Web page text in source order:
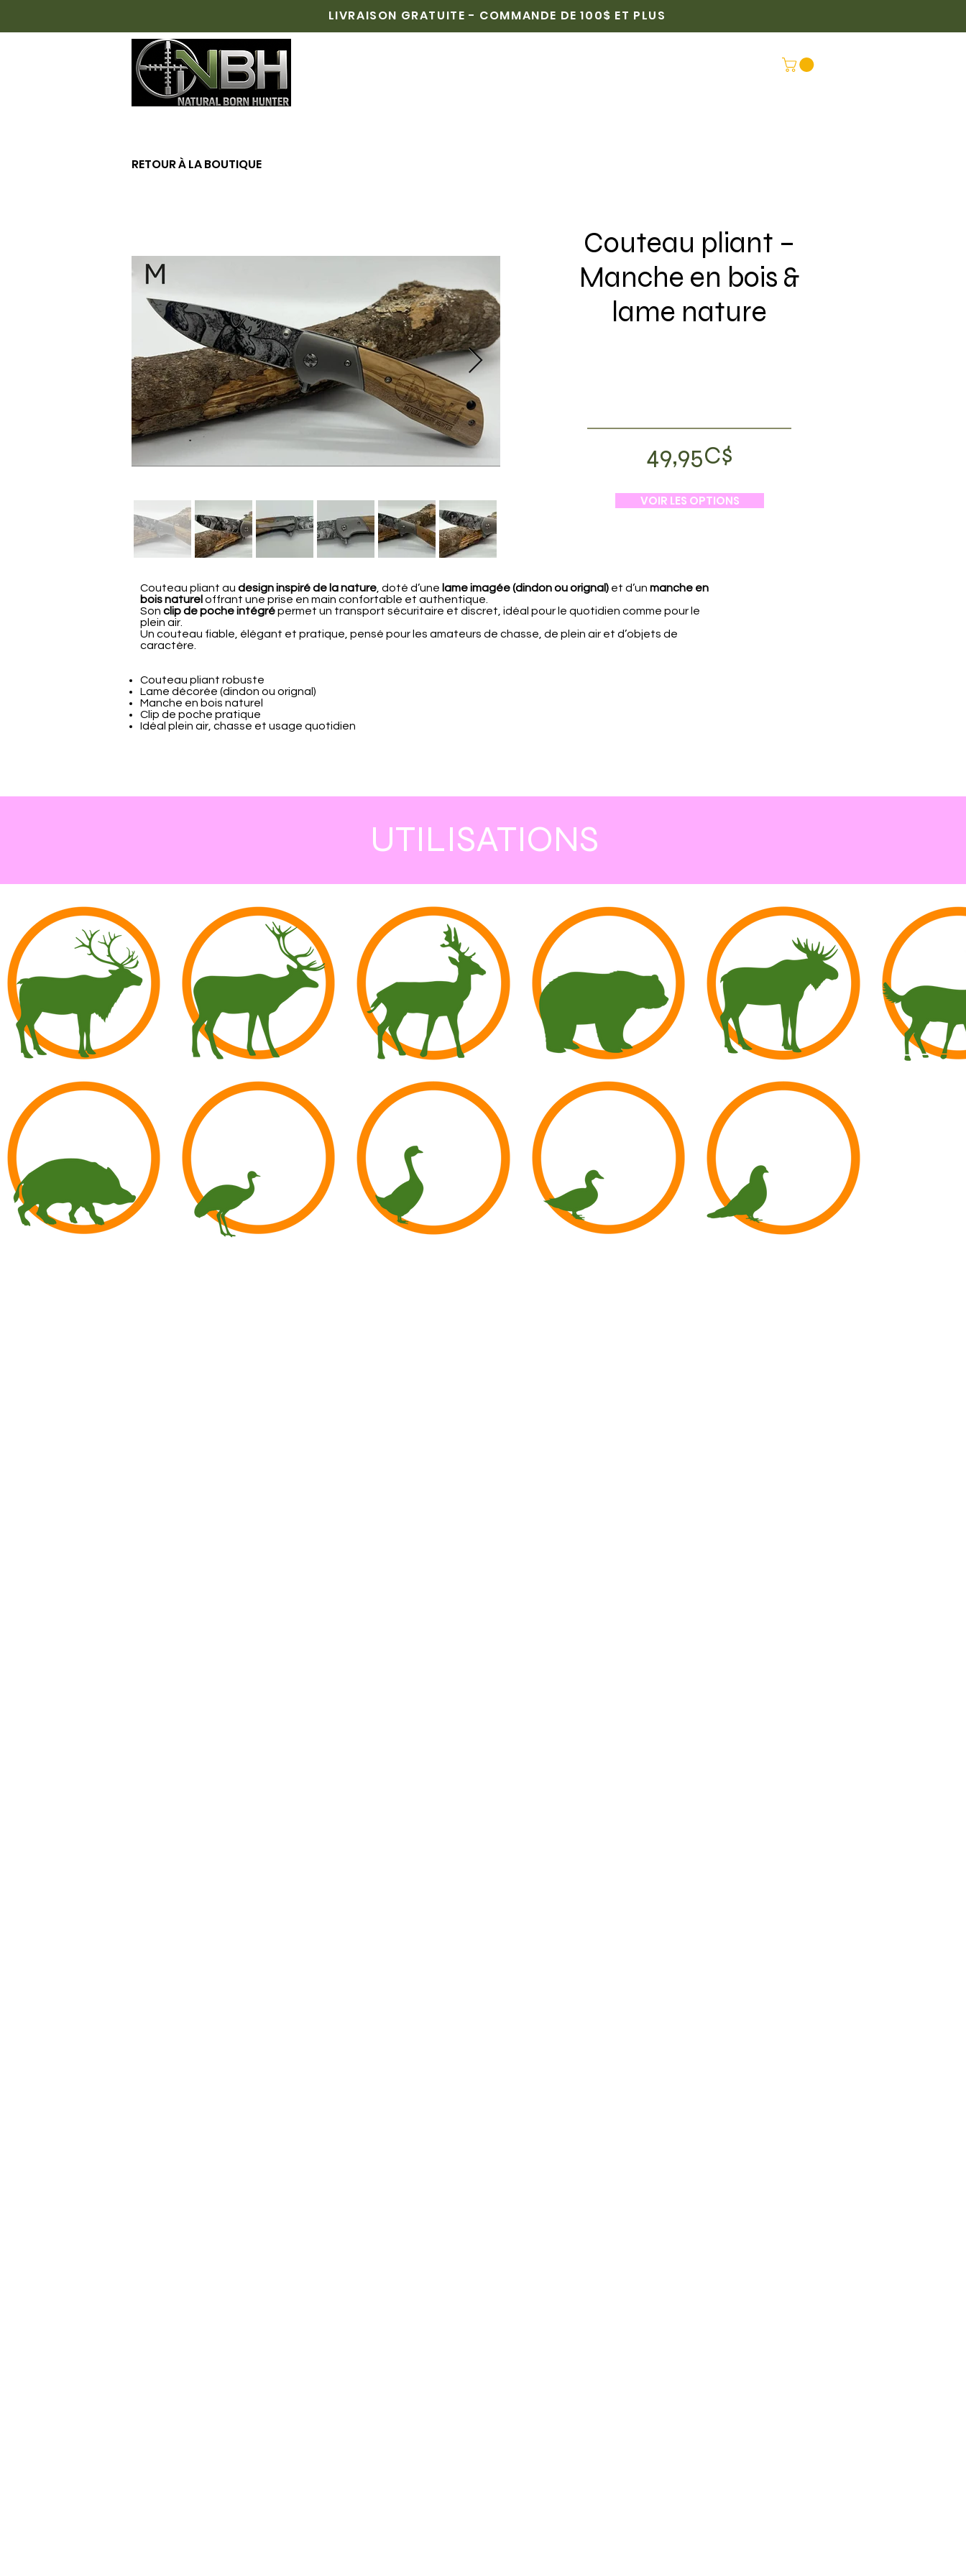
LIVRAISON GRATUITE - COMMANDE DE 100$ ET PLUS
RETOUR À LA BOUTIQUE
Couteau pliant –
Manche en bois &
lame nature
49,95C$
VOIR LES OPTIONS
Couteau pliant au design inspiré de la nature , doté d’une lame imagée (dindon ou orignal) et d’un manche en
bois naturel offrant une prise en main confortable et authentique.
Son clip de poche intégrépermet un transport sécuritaire et discret, idéal pour le quotidien comme pour le
plein air.
Un couteau fiable, élégant et pratique, pensé pour les amateurs de chasse, de plein air et d’objets de
caractère.
Couteau pliant robuste
Lame décorée (dindon ou orignal)
Manche en bois naturel
Clip de poche pratique
Idéal plein air, chasse et usage quotidien
UTILISATIONS